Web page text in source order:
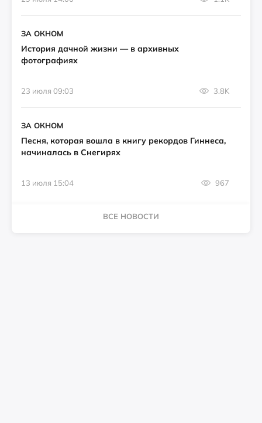
ЗА ОКНОМ
История дачной жизни — в архивных
фотографиях
23 июля 09:03 3.8K
ЗА ОКНОМ
Песня, которая вошла в книгу рекордов Гиннеса,
начиналась в Снегирях
13 июля 15:04 967
ВСЕ НОВОСТИ